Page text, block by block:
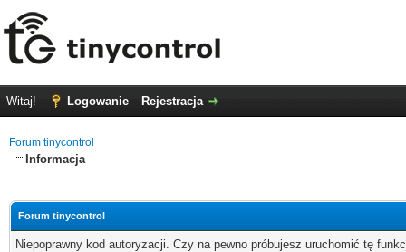
Witaj! Logowanie Rejestracja
Forum tinycontrol
Informacja
Forum tinycontrol
Niepoprawny kod autoryzacji. Czy na pewno próbujesz uruchomić tę